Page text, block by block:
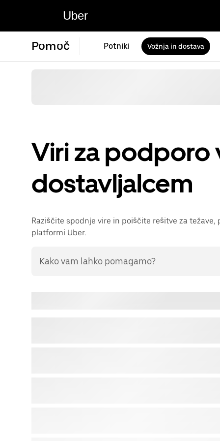
Uber
Pomoč Potniki Vožnja in dostava
Viri za podporo
dostavljalcem
Raziščite spodnje vire in poiščite rešitve za
platformi Uber.